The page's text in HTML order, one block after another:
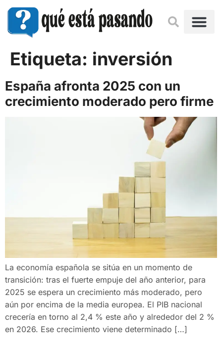
Etiqueta: inversión
España afronta 2025 con un
crecimiento moderado pero firme
La economía española se sitúa en un momento de
transición: tras el fuerte empuje del año anterior, para
2025 se espera un crecimiento más moderado, pero
aún por encima de la media europea. El PIB nacional
crecería en torno al 2,4 % este año y alrededor del 2 %
en 2026. Ese crecimiento viene determinado […]